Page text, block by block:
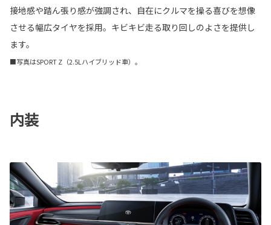
接地感や踏ん張り感が強調され、自在にクルマを操る喜びを想像
させる幅広タイヤを採用。キビキビ走る取り回しのよさを提供し
ます。
■写真はSPORT Z（2.5Lハイブリッド車）。
内装